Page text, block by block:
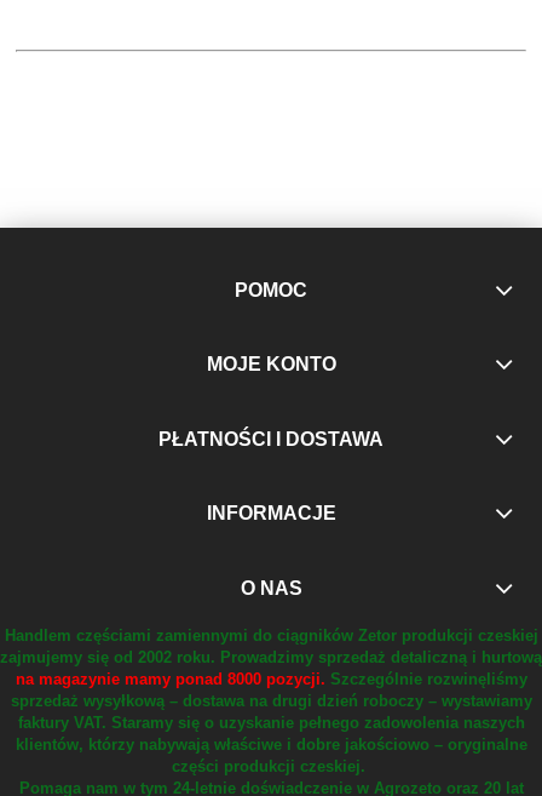
POMOC
MOJE KONTO
PŁATNOŚCI I DOSTAWA
INFORMACJE
O NAS
Handlem częściami zamiennymi do ciągników Zetor produkcji czeskiej
zajmujemy się od 2002 roku. Prowadzimy sprzedaż detaliczną i hurtową
na magazynie mamy ponad 8000 pozycji. Szczególnie rozwinęliśmy
sprzedaż wysyłkową – dostawa na drugi dzień roboczy – wystawiamy
faktury VAT. Staramy się o uzyskanie pełnego zadowolenia naszych
klientów, którzy nabywają właściwe i dobre jakościowo – oryginalne
części produkcji czeskiej.
Pomaga nam w tym 24-letnie doświadczenie w Agrozeto oraz 20 lat